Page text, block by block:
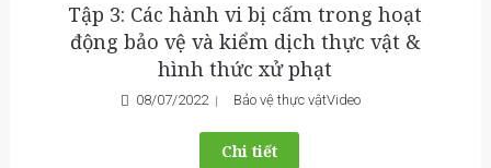
Tập 3: Các hành vi bị cấm trong hoạt
động bảo vệ và kiểm dịch thực vật &
hình thức xử phạt
08/07/2022 Bảo vệ thực vậtVideo
Chi tiết